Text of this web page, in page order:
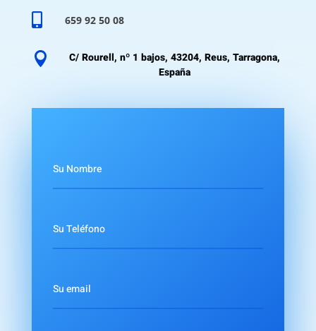
 659 92 50 08

C/ Rourell, nº 1 bajos, 43204, Reus, Tarragona,
España